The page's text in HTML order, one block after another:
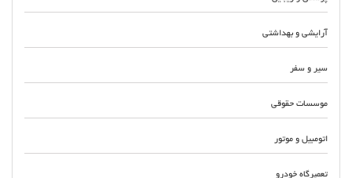
آرایشی و بهداشتی
سیر و سفر
موسسات حقوقی
اتومبیل و موتور
تعمیرگاه خودرو